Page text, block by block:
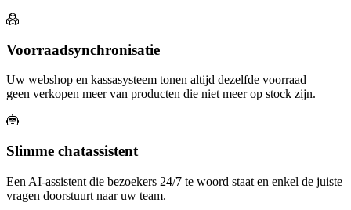
Voorraadsynchronisatie
Uw webshop en kassasysteem tonen altijd dezelfde voorraad —
geen verkopen meer van producten die niet meer op stock zijn.
Slimme chatassistent
Een AI-assistent die bezoekers 24/7 te woord staat en enkel de juiste
vragen doorstuurt naar uw team.